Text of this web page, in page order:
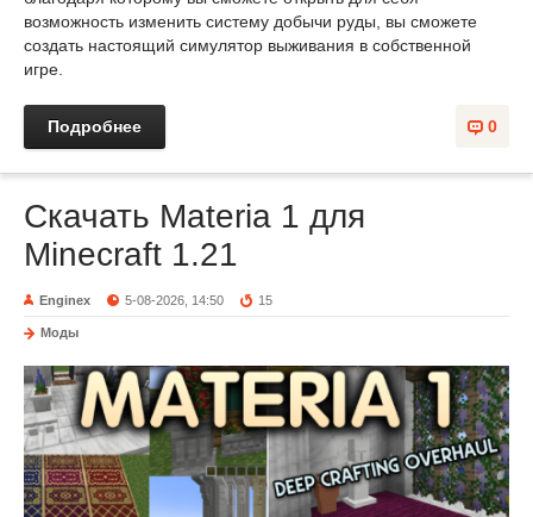
возможность изменить систему добычи руды, вы сможете
создать настоящий симулятор выживания в собственной
игре.
0
Подробнее
Скачать Materia 1 для
Minecraft 1.21
Enginex 5-08-2026, 14:50 15
Моды